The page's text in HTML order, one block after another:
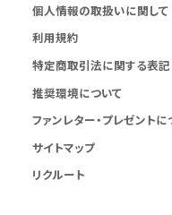
個人情報の取扱いに関して
利用規約
特定商取引法に関する表記
推奨環境について
ファンレター・プレゼントに
サイトマップ
リクルート